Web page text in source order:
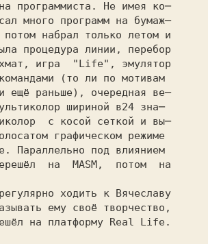
программиста. Не имея ко─
много программ на бумаж─
набрал только летом и
процедура линии, перебор
игра  "Life", эмулятор
ещё раньше), очередная ве─
шириной в
с косой сеткой и вы─
на  MASM,  потом  на
ему своё творчество,
на платформу Real Life.